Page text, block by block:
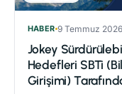
HABER 9 Temmuz 2026
Jokey
Hedefleri SBTi
Girişimi)